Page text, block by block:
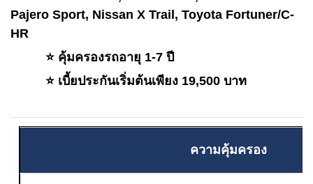
Pajero Sport, Nissan X Trail, Toyota Fortuner/C-
HR
⭐️ คุ้มครองรถอายุ 1-7 ปี
⭐️ เบี้ยประกันเริ่มต้นเพียง 19,500 บาท
ความคุ้มครอง